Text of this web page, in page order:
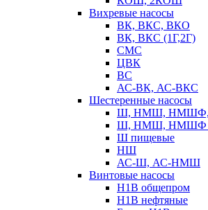
Вихревые насосы
ВК, ВКС, ВКО
ВК, ВКС (1Г,2Г)
СМС
ЦВК
ВС
АС-ВК, АС-ВКС
Шестеренные насосы
Ш, НМШ, НМШФ,
Ш, НМШ, НМШФ
Ш пищевые
НШ
АС-Ш, АС-НМШ
Винтовые насосы
Н1В общепром
Н1В нефтяные